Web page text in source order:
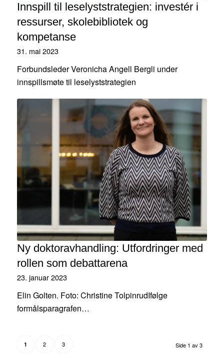
Innspill til leselyststrategien: investér i
ressurser, skolebibliotek og
kompetanse
31. mai 2023
Forbundsleder Veronicha Angell Bergli under
innspillsmøte til leselyststrategien
Ny doktoravhandling: Utfordringer med
rollen som debattarena
23. januar 2023
Elin Golten. Foto: Christine TolpinrudIfølge
formålsparagrafen…
Side 1 av 3
1 2 3